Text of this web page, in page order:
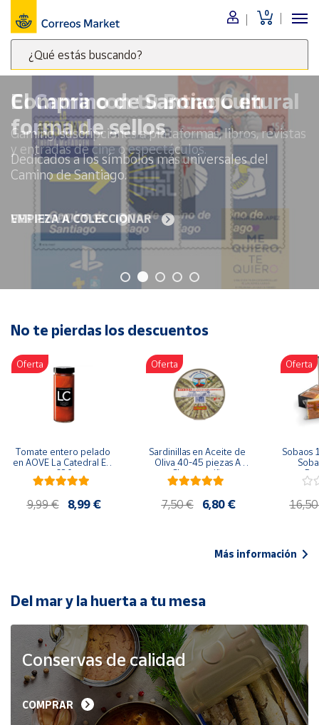
0
¿Qué estás buscando?
Escribe
palabras
clave
para
buscar
productos
en
Market
Menú
Nuestro
catálogo
Alimentación
Bebidas
Ocio y cultura
Juguetes y
Libros y
revistas
Tienda de
Artesanía
Oficina y
Papelería
Para Canarias,
Ceuta y Melilla
populares
Bono
Cultural
de Correos
Market
Productos
Solidarios
Ayuda
El Camino de Santiago en
forma de sellos
Dedicados a los símbolos más universales del
Camino de Santiago.
EMPIEZA A COLECCIONAR
No te pierdas los descuentos
Oferta
Tomate entero pelado
en AOVE La Catedral ER-
630
9,99 € 8,99 €
Oferta
Sardinillas en Aceite de
Oliva 40-45 piezas A
Churrusquiña
7,50 € 6,80 €
Oferta
Sobaos
Más información
Del mar y la huerta a tu mesa
Conservas de calidad
COMPRAR